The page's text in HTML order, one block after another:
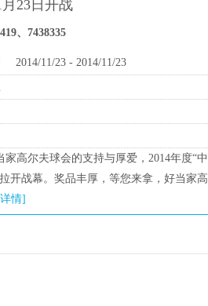
23日开战
、7438335
2014/11/23 - 2014/11/23
高尔夫球会的支持与厚爱，2014年度“中
开战幕。奖品丰厚，等您来拿，好当家高
情]